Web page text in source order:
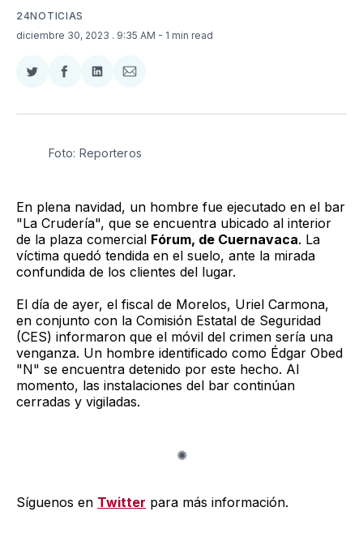
24NOTICIAS
diciembre 30, 2023 . 9:35 AM - 1 min read
Compartir
Twitter
Compartir
Facebook
Compartir
LinkedIn
Compartir
Email
Foto: Reporteros
En plena navidad, un hombre fue ejecutado en el bar
"La Crudería", que se encuentra ubicado al interior
de la plaza comercial Fórum, de Cuernavaca. La
víctima quedó tendida en el suelo, ante la mirada
confundida de los clientes del lugar.
El día de ayer, el fiscal de Morelos, Uriel Carmona,
en conjunto con la Comisión Estatal de Seguridad
(CES) informaron que el móvil del crimen sería una
venganza. Un hombre identificado como Édgar Obed
"N" se encuentra detenido por este hecho. Al
momento, las instalaciones del bar continúan
cerradas y vigiladas.
Síguenos en Twitter para más información.